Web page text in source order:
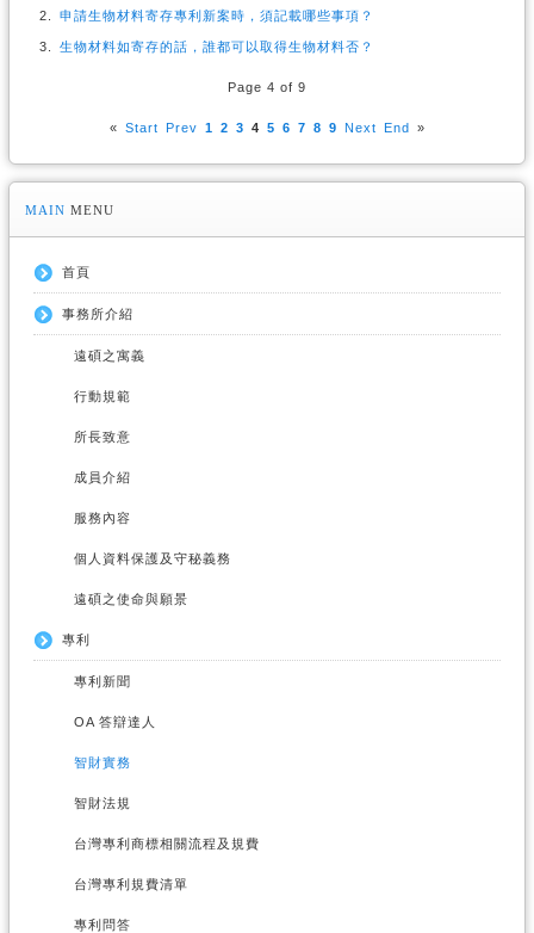
申請生物材料寄存專利新案時，須記載哪些事項？
生物材料如寄存的話，誰都可以取得生物材料否？
Page 4 of 9
« Start Prev 1 2 3 4 5 6 7 8 9 Next End »
MAIN MENU
首頁
事務所介紹
遠碩之寓義
行動規範
所長致意
成員介紹
服務內容
個人資料保護及守秘義務
遠碩之使命與願景
專利
專利新聞
OA 答辯達人
智財實務
智財法規
台灣專利商標相關流程及規費
台灣專利規費清單
專利問答